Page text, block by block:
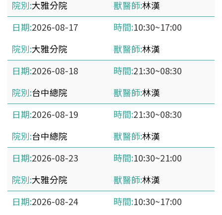
大雅分院
林漢
2026-08-17
10:30~17:00
大雅分院
林漢
2026-08-18
21:30~08:30
台中總院
林漢
2026-08-19
21:30~08:30
台中總院
林漢
2026-08-23
10:30~21:00
大雅分院
林漢
2026-08-24
10:30~17:00